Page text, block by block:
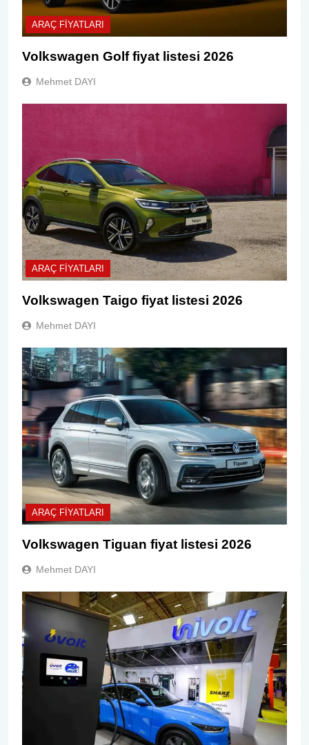
ARAÇ FIYATLARI
Volkswagen Golf fiyat listesi 2026
Mehmet DAYI
ARAÇ FIYATLARI
Volkswagen Taigo fiyat listesi 2026
Mehmet DAYI
ARAÇ FIYATLARI
Volkswagen Tiguan fiyat listesi 2026
Mehmet DAYI